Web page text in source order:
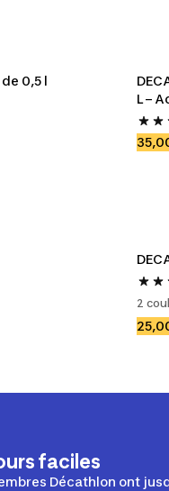
0,5 l
L –
2
faciles
Décathlon ont